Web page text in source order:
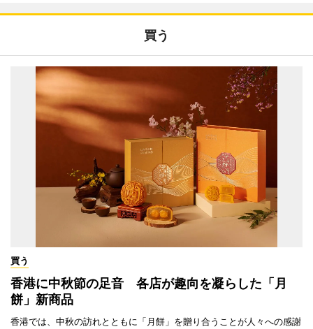
買う
買う
香港に中秋節の足音 各店が趣向を凝らした「月
餅」新商品
香港では、中秋の訪れとともに「月餅」を贈り合うことが人々への感謝